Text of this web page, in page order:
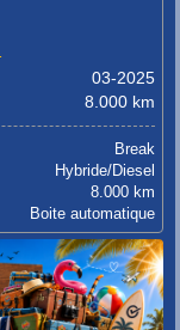
03-2025
8.000 km
Break
Hybride/Diesel
8.000 km
Boite automatique